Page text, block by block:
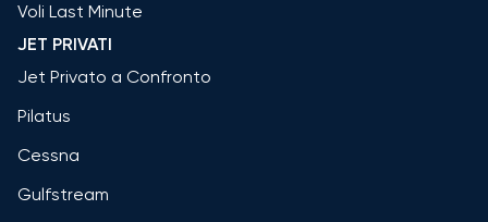
Voli Last Minute
JET PRIVATI
Jet Privato a Confronto
Pilatus
Cessna
Gulfstream